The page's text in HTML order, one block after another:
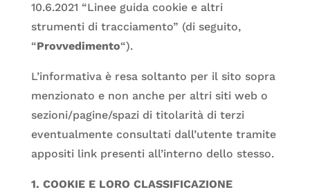
10.6.2021 “Linee guida cookie e altri
strumenti di tracciamento” (di seguito,
“Provvedimento“).
L’informativa è resa soltanto per il sito sopra
menzionato e non anche per altri siti web o
sezioni/pagine/spazi di titolarità di terzi
eventualmente consultati dall’utente tramite
appositi link presenti all’interno dello stesso.
1. COOKIE E LORO CLASSIFICAZIONE